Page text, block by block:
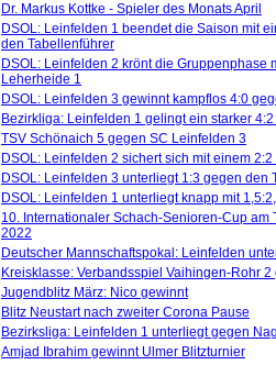
Dr. Markus Kottke - Spieler des Monats April
DSOL: Leinfelden 1 beendet die Saison mit
den Tabellenführer
DSOL: Leinfelden 2 krönt die Gruppenphase
Leherheide 1
DSOL: Leinfelden 3 gewinnt kampflos 4:0
Bezirkliga: Leinfelden 1 gelingt ein starker
TSV Schönaich 5 gegen SC Leinfelden 3
DSOL: Leinfelden 2 sichert sich mit einem
DSOL: Leinfelden 3 unterliegt 1:3 gegen den
DSOL: Leinfelden 1 unterliegt knapp mit
10. Internationaler Schach-Senioren-Cup am
2022
Deutscher Mannschaftspokal: Leinfelden
Kreisklasse: Verbandsspiel Vaihingen-Rohr
Jugendblitz März: Nico gewinnt
Blitz Neustart nach zweiter Corona Pause
Bezirksliga: Leinfelden 1 unterliegt gegen
Amjad Ibrahim gewinnt Ulmer Blitzturnier